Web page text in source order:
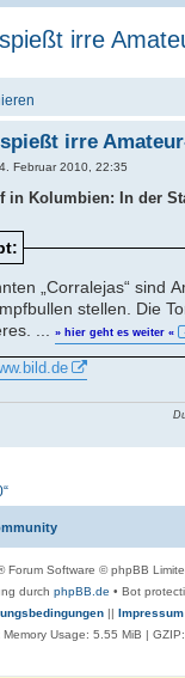
irre
irre
Februar 2010, 22:35
in Kolumbien: In der
„Corralejas“ sind
stellen. Die
... » hier geht es weiter «
Forum Software © phpBB
durch phpBB.de • Bot
|| Impressum
Memory Usage: 5.55 MiB |